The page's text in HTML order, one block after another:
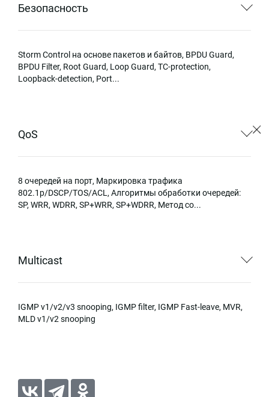
Безопасность
Storm Control на основе пакетов и байтов, BPDU Guard,
BPDU Filter, Root Guard, Loop Guard, TC-protection,
Loopback-detection, Port...
QoS
8 очередей на порт, Маркировка трафика
802.1p/DSCP/TOS/ACL, Алгоритмы обработки очередей:
SP, WRR, WDRR, SP+WRR, SP+WDRR, Метод co...
Multicast
IGMP v1/v2/v3 snooping, IGMP filter, IGMP Fast-leave, MVR,
MLD v1/v2 snooping